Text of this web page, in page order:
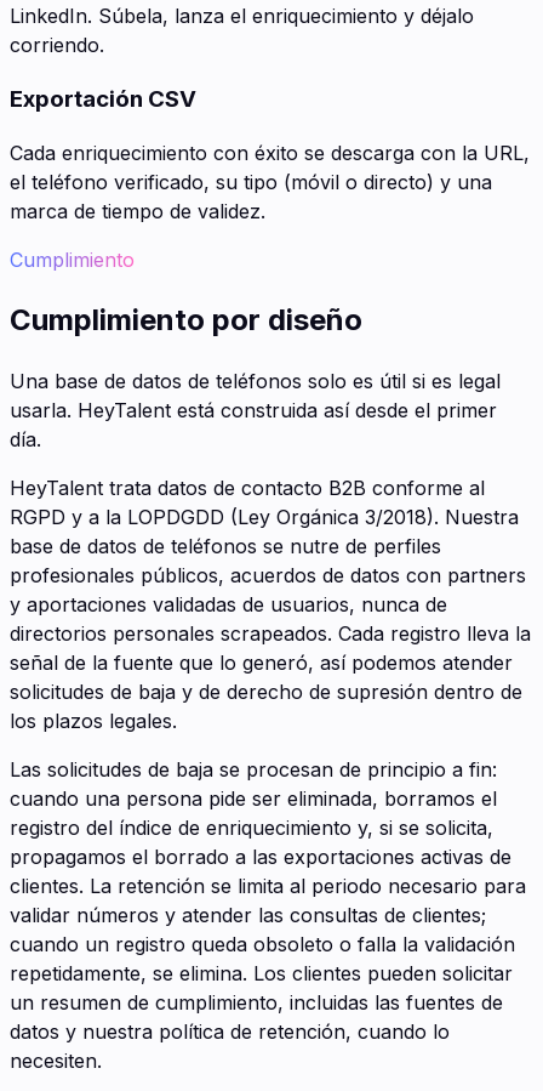
LinkedIn. Súbela, lanza el enriquecimiento y déjalo
corriendo.
Exportación CSV
Cada enriquecimiento con éxito se descarga con la URL,
el teléfono verificado, su tipo (móvil o directo) y una
marca de tiempo de validez.
Cumplimiento
Cumplimiento por diseño
Una base de datos de teléfonos solo es útil si es legal
usarla. HeyTalent está construida así desde el primer
día.
HeyTalent trata datos de contacto B2B conforme al
RGPD y a la LOPDGDD (Ley Orgánica 3/2018). Nuestra
base de datos de teléfonos se nutre de perfiles
profesionales públicos, acuerdos de datos con partners
y aportaciones validadas de usuarios, nunca de
directorios personales scrapeados. Cada registro lleva la
señal de la fuente que lo generó, así podemos atender
solicitudes de baja y de derecho de supresión dentro de
los plazos legales.
Las solicitudes de baja se procesan de principio a fin:
cuando una persona pide ser eliminada, borramos el
registro del índice de enriquecimiento y, si se solicita,
propagamos el borrado a las exportaciones activas de
clientes. La retención se limita al periodo necesario para
validar números y atender las consultas de clientes;
cuando un registro queda obsoleto o falla la validación
repetidamente, se elimina. Los clientes pueden solicitar
un resumen de cumplimiento, incluidas las fuentes de
datos y nuestra política de retención, cuando lo
necesiten.